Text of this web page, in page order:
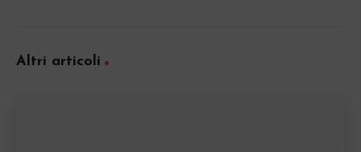
Altri articoli